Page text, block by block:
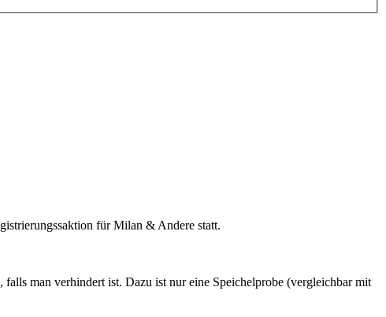
für Milan & Andere statt.
falls man verhindert ist. Dazu ist nur eine Speichelprobe (vergleichbar mit